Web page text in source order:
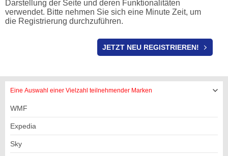
Darstellung der Seite und deren Funktionalitäten
verwendet. Bitte nehmen Sie sich eine Minute Zeit, um
die Registrierung durchzuführen.
JETZT NEU REGISTRIEREN!
Eine Auswahl einer Vielzahl teilnehmender Marken
WMF
Expedia
Sky